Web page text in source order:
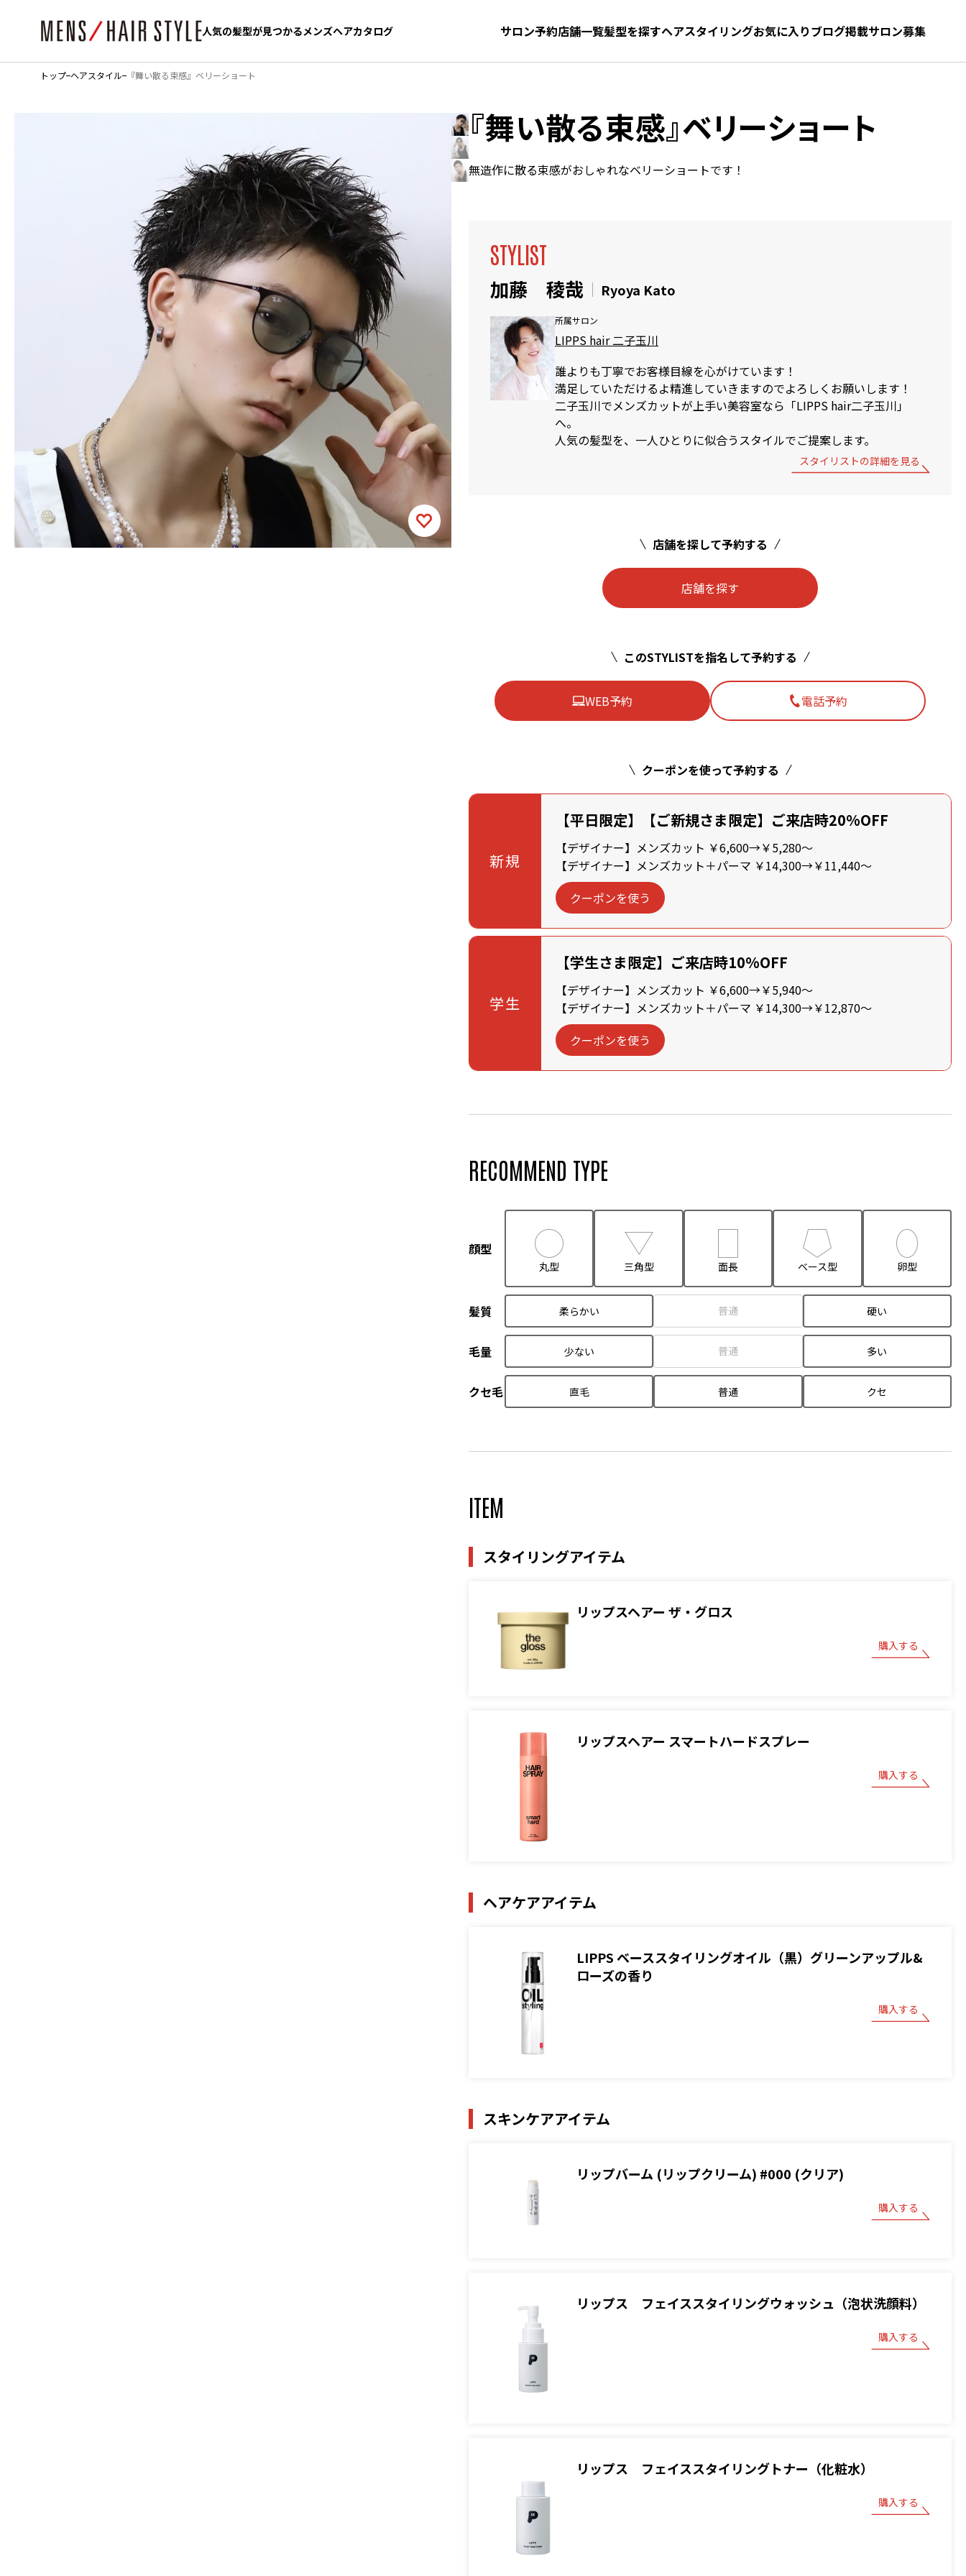
人気の髪型が見つかるメンズヘアカタログ サロン予約店舗一覧髪型を探すヘアスタイリングお気に入りブログ掲載サロン募集
人気の髪型が見つかるメンズヘアカタログ お気に入り 髪型をさがす
トップ ヘアスタイル 『舞い散る束感』ベリーショート
『舞い散る束感』ベリーショート
無造作に散る束感がおしゃれなベリーショートです！
STYLIST
加藤 稜哉 Ryoya Kato
所属サロン
LIPPS hair 二子玉川
誰よりも丁寧でお客様目線を心がけています！
満足していただけるよ精進していきますのでよろしくお願いします！
二子玉川でメンズカットが上手い美容室なら「LIPPS hair二子玉川」
へ。
人気の髪型を、一人ひとりに似合うスタイルでご提案します。
スタイリストの詳細を見る
店舗を探して予約する
店舗を探す
このSTYLISTを指名して予約する
WEB予約 電話予約
クーポンを使って予約する
新規
【平日限定】【ご新規さま限定】ご来店時20%OFF
【デザイナー】メンズカット ￥6,600→￥5,280～
【デザイナー】メンズカット＋パーマ ￥14,300→￥11,440～
クーポンを使う
学生
【学生さま限定】ご来店時10%OFF
【デザイナー】メンズカット ￥6,600→￥5,940～
【デザイナー】メンズカット＋パーマ ￥14,300→￥12,870～
クーポンを使う
RECOMMEND TYPE
顔型
丸型 三角型 面長 ベース型 卵型
髪質 柔らかい 普通 硬い
毛量 少ない 普通 多い
クセ毛 直毛 普通 クセ
ITEM
スタイリングアイテム
リップスヘアー ザ・グロス
購入する
リップスヘアー スマートハードスプレー
購入する
ヘアケアアイテム
LIPPS ベーススタイリングオイル（黒）グリーンアップル&
ローズの香り
購入する
スキンケアアイテム
リップバーム (リップクリーム) #000 (クリア)
購入する
リップス フェイススタイリングウォッシュ（泡状洗顔料）
購入する
リップス フェイススタイリングトナー（化粧水）
購入する